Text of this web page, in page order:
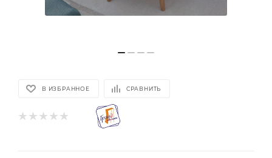
В ИЗБРАННОЕ СРАВНИТЬ